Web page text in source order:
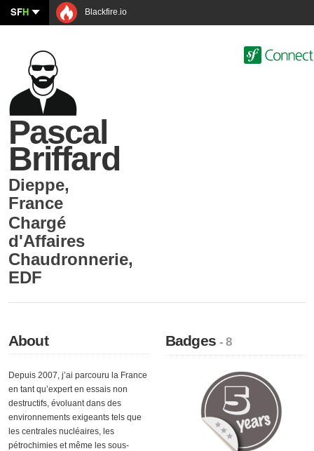
SFH Blackfire.io
Pascal
Briffard
Dieppe,
France
Chargé
d'Affaires
Chaudronnerie,
EDF
About
Depuis 2007, j’ai parcouru la France
en tant qu’expert en essais non
destructifs, évoluant dans des
environnements exigeants tels que
les centrales nucléaires, les
pétrochimies et même les sous-
Badges- 8